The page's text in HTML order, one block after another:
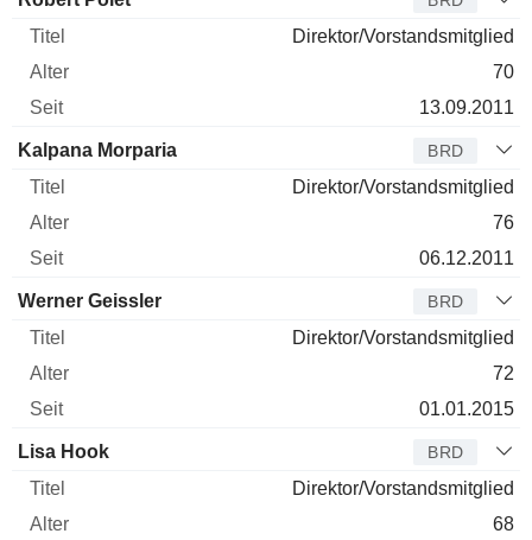
Direktor/Vorstandsmitglied
70
13.09.2011
Kalpana Morparia BRD
Direktor/Vorstandsmitglied
76
06.12.2011
Werner Geissler BRD
Direktor/Vorstandsmitglied
72
01.01.2015
Lisa Hook BRD
Direktor/Vorstandsmitglied
68